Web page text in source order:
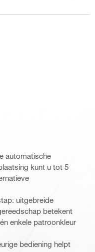
automatische
kunt u tot 5
uitgebreide
betekent
enkele patroonkleur
bediening helpt